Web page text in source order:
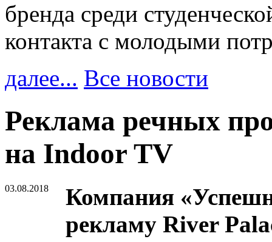
бренда среди
контакта с молодыми
далее... Все новости
Реклама речных
на Indoor TV
03.08.2018
Компания
рекламу River